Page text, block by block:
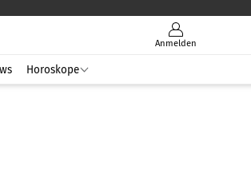
Anmelden
Horoskope